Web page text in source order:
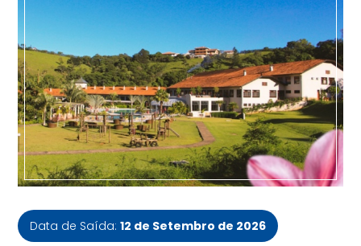
Data de Saída:12 de Setembro de 2026